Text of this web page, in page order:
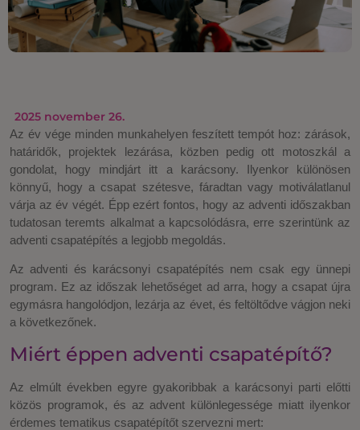
2025 november 26.
Az év vége minden munkahelyen feszített tempót hoz: zárások,
határidők, projektek lezárása, közben pedig ott motoszkál a
gondolat, hogy mindjárt itt a karácsony. Ilyenkor különösen
könnyű, hogy a csapat szétesve, fáradtan vagy motiválatlanul
várja az év végét. Épp ezért fontos, hogy az adventi időszakban
tudatosan teremts alkalmat a kapcsolódásra, erre szerintünk az
adventi csapatépítés a legjobb megoldás.
Az adventi és karácsonyi csapatépítés nem csak egy ünnepi
program. Ez az időszak lehetőséget ad arra, hogy a csapat újra
egymásra hangolódjon, lezárja az évet, és feltöltődve vágjon neki
a következőnek.
Miért éppen adventi csapatépítő?
Az elmúlt években egyre gyakoribbak a karácsonyi parti előtti
közös programok, és az advent különlegessége miatt ilyenkor
érdemes tematikus csapatépítőt szervezni mert: